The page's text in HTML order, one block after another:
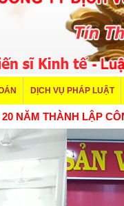
DỊCH VỤ PHÁP LUẬT
20 NĂM THÀNH